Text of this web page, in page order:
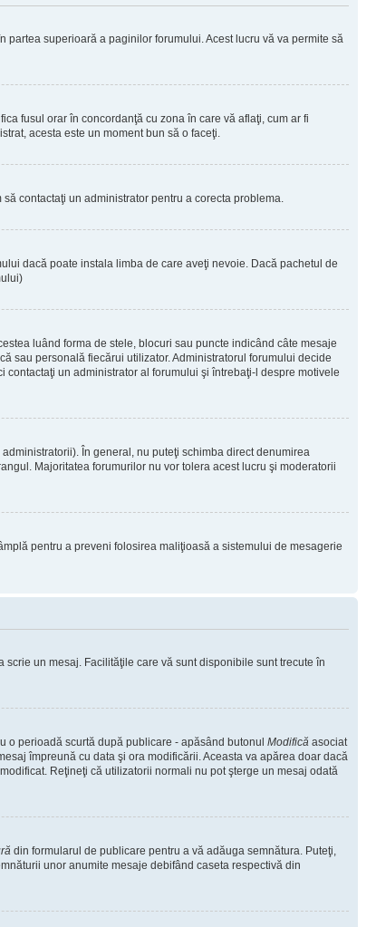
superioară a paginilor forumului. Acest lucru vă va permite să
fusul orar în concordanţă cu zona în care vă aflaţi, cum ar fi
acesta este un moment bun să o faceţi.
contactaţi un administrator pentru a corecta problema.
dacă poate instala limba de care aveţi nevoie. Dacă pachetul de
luând forma de stele, blocuri sau puncte indicând câte mesaje
sau personală fiecărui utilizator. Administratorul forumului decide
un administrator al forumului şi întrebaţi-l despre motivele
În general, nu puteţi schimba direct denumirea
Majoritatea forumurilor nu vor tolera acest lucru şi moderatorii
pentru a preveni folosirea maliţioasă a sistemului de mesagerie
un mesaj. Facilităţile care vă sunt disponibile sunt trecute în
o perioadă scurtă după publicare - apăsând butonul Modifică asociat
împreună cu data şi ora modificării. Aceasta va apărea doar dacă
Reţineţi că utilizatorii normali nu pot şterge un mesaj odată
din formularul de publicare pentru a vă adăuga semnătura. Puteţi,
unor anumite mesaje debifând caseta respectivă din